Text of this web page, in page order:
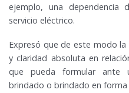
ejemplo, una
servicio eléctrico.
Expresó que de este modo
y claridad absoluta en
que pueda formular ante
brindado o brindado en forma